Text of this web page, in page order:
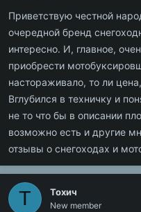
Приветствую честной
очередной бренд
интересно. И, главное,
приобрести
настораживало, то ли
Вглубился в техничку и
не то что бы в описании
возможно есть и другие
отзывы о снегоходах и
Т Тохич
New member